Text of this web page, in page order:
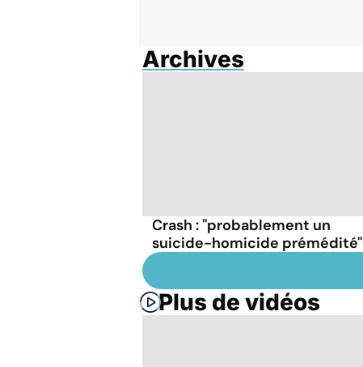
Archives
Crash : ''probablement un
suicide-homicide prémédité''
Plus de vidéos